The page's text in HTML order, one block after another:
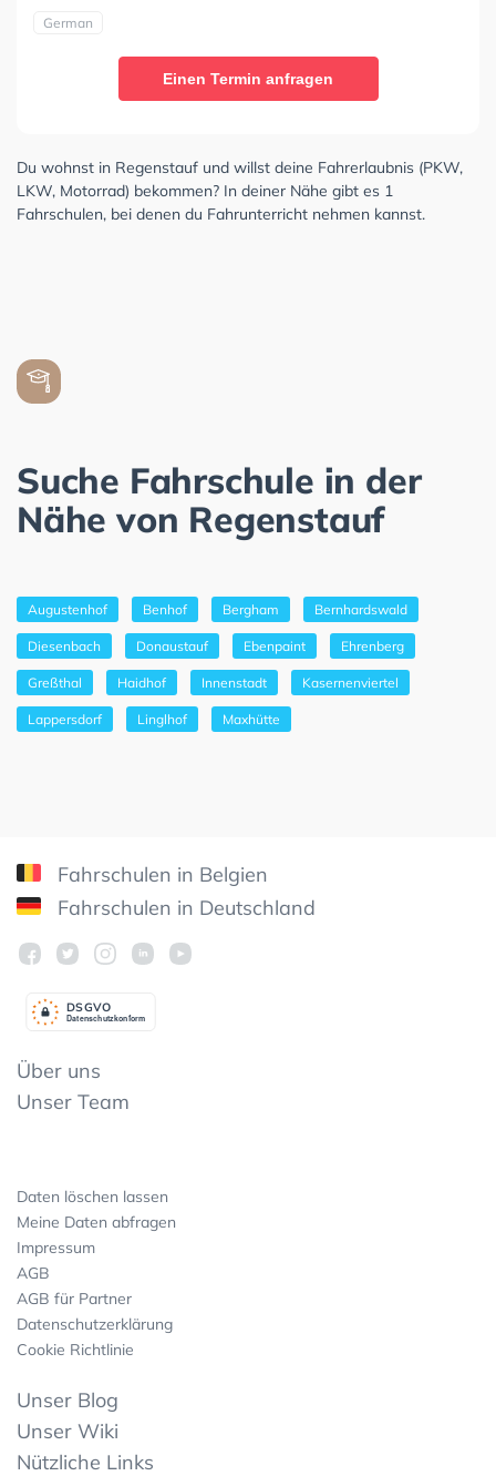
German
Einen Termin anfragen
Du wohnst in Regenstauf und willst deine Fahrerlaubnis (PKW,
LKW, Motorrad) bekommen? In deiner Nähe gibt es 1
Fahrschulen, bei denen du Fahrunterricht nehmen kannst.
Suche Fahrschule in der
Nähe von Regenstauf
Augustenhof Benhof Bergham Bernhardswald
Diesenbach Donaustauf Ebenpaint Ehrenberg
Greßthal Haidhof Innenstadt Kasernenviertel
Lappersdorf Linglhof Maxhütte
Fahrschulen in Belgien
Fahrschulen in Deutschland
Datenschutzkonform
DSGVO
Über uns
Unser Team
Daten löschen lassen
Meine Daten abfragen
Impressum
AGB
AGB für Partner
Datenschutzerklärung
Cookie Richtlinie
Unser Blog
Unser Wiki
Nützliche Links